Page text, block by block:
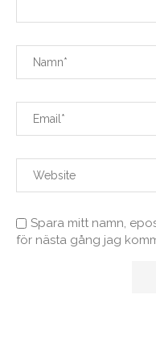
Spara mitt namn,
för nästa gång jag